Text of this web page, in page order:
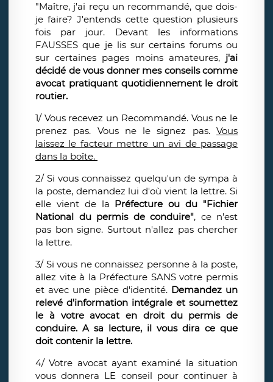
"Maître, j'ai reçu un recommandé, que dois-
je faire? J'entends cette question plusieurs
fois par jour. Devant les informations
FAUSSES que je lis sur certains forums ou
sur certaines pages moins amateures, j'ai
décidé de vous donner mes conseils comme
avocat pratiquant quotidiennement le droit
routier.
1/ Vous recevez un Recommandé. Vous ne le
prenez pas. Vous ne le signez pas. Vous
laissez le facteur mettre un avi de passage
dans la boîte.
2/ Si vous connaissez quelqu'un de sympa à
la poste, demandez lui d'où vient la lettre. Si
elle vient de la Préfecture ou du "Fichier
National du permis de conduire", ce n'est
pas bon signe. Surtout n'allez pas chercher
la lettre.
3/ Si vous ne connaissez personne à la poste,
allez vite à la Préfecture SANS votre permis
et avec une pièce d'identité. Demandez un
relevé d'information intégrale et soumettez
le à votre avocat en droit du permis de
conduire. A sa lecture, il vous dira ce que
doit contenir la lettre.
4/ Votre avocat ayant examiné la situation
vous donnera LE conseil pour continuer à